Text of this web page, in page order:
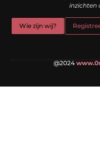
inzichten
Wie zijn wij?
@2024